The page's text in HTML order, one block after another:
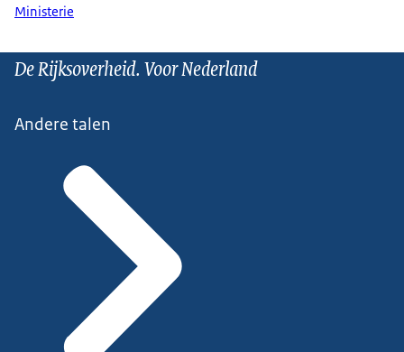
Ministerie
De Rijksoverheid. Voor Nederland
Andere talen